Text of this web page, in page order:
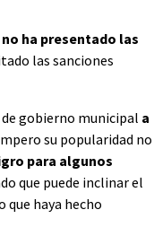
ha presentado las
las sanciones
gobierno municipal a
su popularidad no
para algunos
que puede inclinar el
que haya hecho